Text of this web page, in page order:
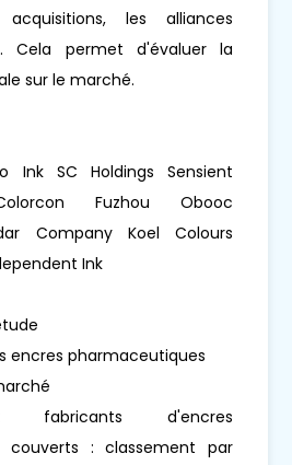
les alliances
Cela permet d'évaluer la
sur le marché.
Ink SC Holdings Sensient
Fuzhou Obooc
Company Koel Colours
Ink
encres pharmaceutiques
fabricants d'encres
couverts : classement par